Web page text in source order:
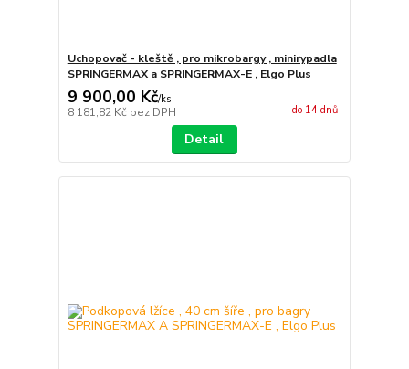
Uchopovač - kleště , pro mikrobargy , minirypadla
SPRINGERMAX a SPRINGERMAX-E , Elgo Plus
9 900,00 Kč/ks
8 181,82 Kč bez DPH do 14 dnů
Detail